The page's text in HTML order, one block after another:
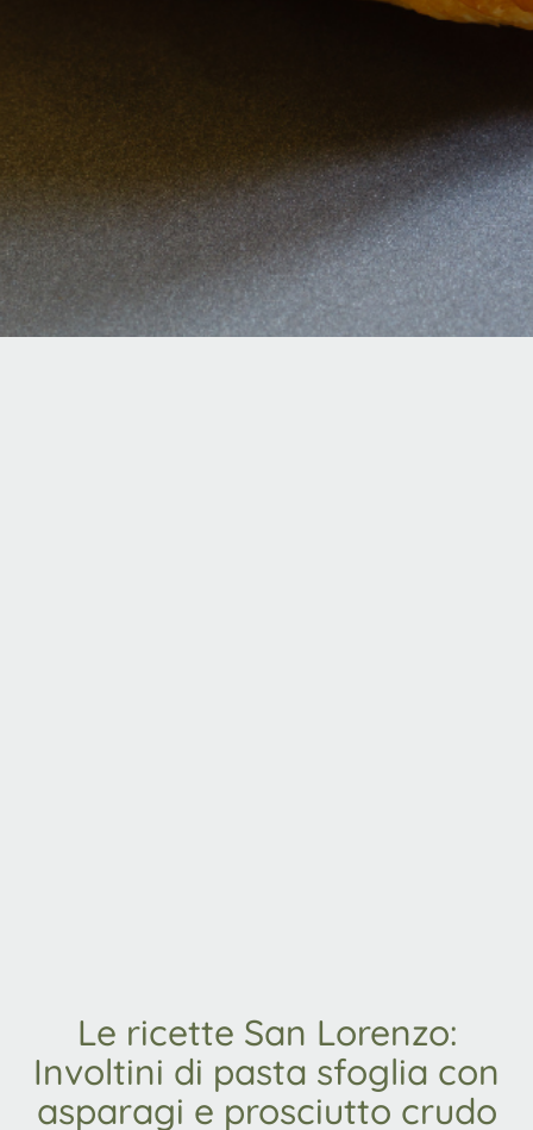
Le ricette San Lorenzo:
Involtini di pasta sfoglia con
asparagi e prosciutto crudo